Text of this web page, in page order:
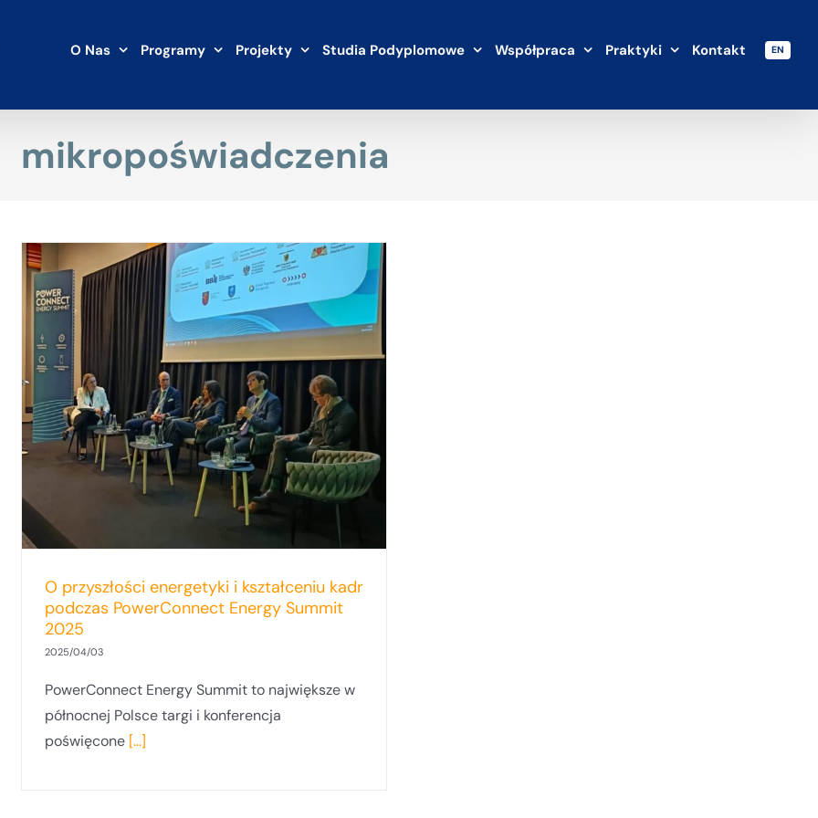
O Nas Programy Projekty Studia Podyplomowe Współpraca Praktyki Kontakt EN
mikropoświadczenia
O przyszłości energetyki i kształceniu kadr
podczas PowerConnect Energy Summit
2025
2025/04/03
PowerConnect Energy Summit to największe w
północnej Polsce targi i konferencja
poświęcone [...]